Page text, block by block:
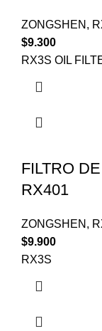
ZONGSHEN ,
$9.300
RX3S OIL
FILTRO
RX401
ZONGSHEN ,
$9.900
RX3S